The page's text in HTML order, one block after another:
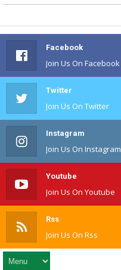
Facebook
Join Us On Facebook
Twitter
Join Us On Twitter
Instagram
Join Us On Instagram
Youtube
Join Us On Youtube
Rss
Join Us On Rss